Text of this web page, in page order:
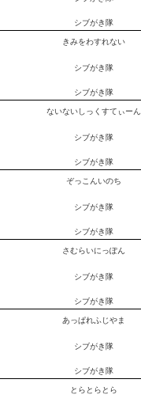
シブがき隊
きみをわすれない
シブがき隊
シブがき隊
ないないしっくすてぃーん
シブがき隊
シブがき隊
ぞっこんいのち
シブがき隊
シブがき隊
さむらいにっぽん
シブがき隊
シブがき隊
あっぱれふじやま
シブがき隊
シブがき隊
とらとらとら